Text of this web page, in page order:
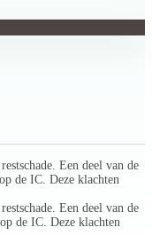
Een deel van de
de IC. Deze klachten
Een deel van de
de IC. Deze klachten